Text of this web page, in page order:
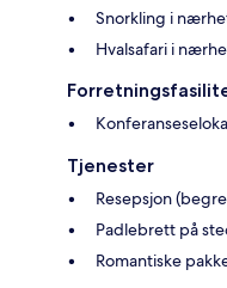
Snorkling i
Hvalsafari i
Tjenester
Resepsjon
Padlebrett på
Romantiske